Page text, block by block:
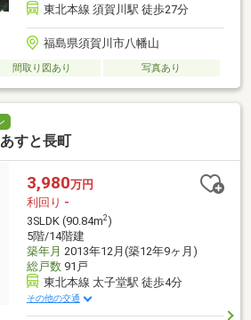
東北本線 須賀川駅 徒歩27分
福島県須賀川市八幡山
間取り図あり 写真あり
すと長町
3,980万円
利回り -
3SLDK (90.84m2)
5階/14階建
築年月 2013年12月(築12年9ヶ月)
総戸数91戸
東北本線 太子堂駅 徒歩4分
その他の交通